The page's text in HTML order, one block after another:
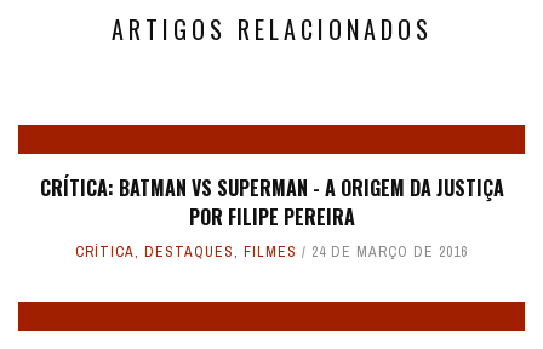
ARTIGOS RELACIONADOS
CRÍTICA: BATMAN VS SUPERMAN - A ORIGEM DA JUSTIÇA
POR FILIPE PEREIRA
CRÍTICA, DESTAQUES, FILMES 24 DE MARÇO DE 2016